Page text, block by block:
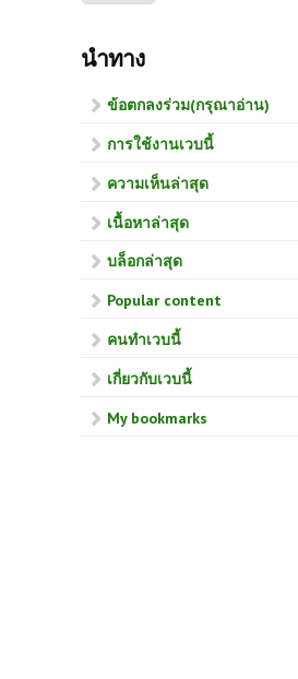
นำทาง
ข้อตกลงร่วม(กรุณาอ่าน)
การใช้งานเวบนี้
ความเห็นล่าสุด
เนื้อหาล่าสุด
บล็อกล่าสุด
Popular content
คนทำเวบนี้
เกี่ยวกับเวบนี้
My bookmarks